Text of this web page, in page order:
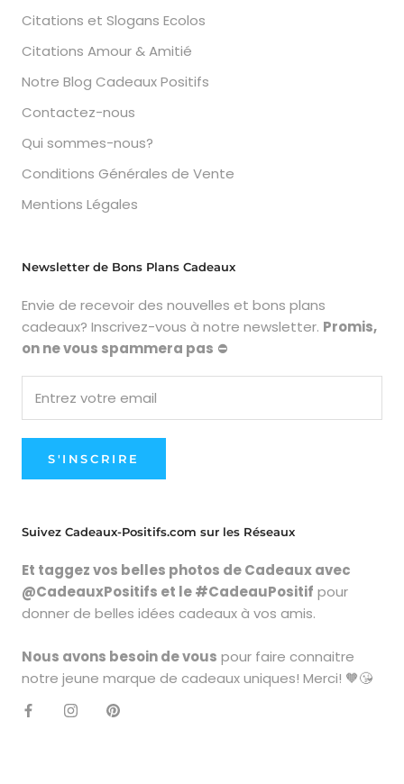
Citations et Slogans Ecolos
Citations Amour & Amitié
Notre Blog Cadeaux Positifs
Contactez-nous
Qui sommes-nous?
Conditions Générales de Vente
Mentions Légales
Newsletter de Bons Plans Cadeaux
Envie de recevoir des nouvelles et bons plans
cadeaux? Inscrivez-vous à notre newsletter. Promis,
on ne vous spammera pas ⛔
S'INSCRIRE
Suivez Cadeaux-Positifs.com sur les Réseaux
Et taggez vos belles photos de Cadeaux avec
@CadeauxPositifs et le #CadeauPositif pour
donner de belles idées cadeaux à vos amis.
Nous avons besoin de vous pour faire connaitre
notre jeune marque de cadeaux uniques! Merci! 🧡😘